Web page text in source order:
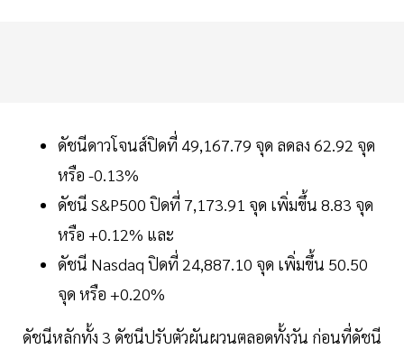
ดัชนีดาวโจนส์ปิดที่ 49,167.79 จุด ลดลง 62.92 จุด
หรือ -0.13%
ดัชนี S&P500 ปิดที่ 7,173.91 จุด เพิ่มขึ้น 8.83 จุด
หรือ +0.12% และ
ดัชนี Nasdaq ปิดที่ 24,887.10 จุด เพิ่มขึ้น 50.50
จุด หรือ +0.20%
ดัชนีหลักทั้ง 3 ดัชนีปรับตัวผันผวนตลอดทั้งวัน ก่อนที่ดัชนี